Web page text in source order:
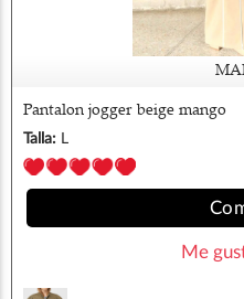
Pantalon jogger beige mango
Talla: L
Me